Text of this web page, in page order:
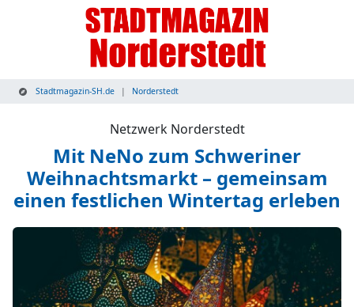
Stadtmagazin-SH.de Norderstedt
Netzwerk Norderstedt
Mit NeNo zum Schweriner
Weihnachtsmarkt – gemeinsam
einen festlichen Wintertag erleben